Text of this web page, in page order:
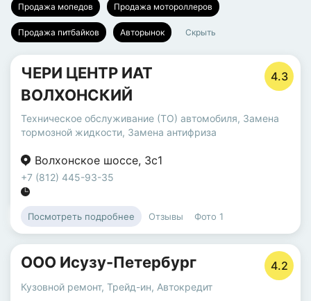
Продажа мопедов Продажа мотороллеров
Продажа питбайков Авторынок Скрыть
ЧЕРИ ЦЕНТР ИАТ
ВОЛХОНСКИЙ
4.3
Техническое обслуживание (ТО) автомобиля, Замена
тормозной жидкости, Замена антифриза
Волхонское шоссе, 3с1
+7 (812) 445-93-35
Посмотреть подробнее Отзывы Фото 1
ООО Исузу-Петербург 4.2
Кузовной ремонт, Трейд-ин, Автокредит